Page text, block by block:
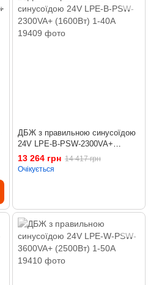
ДБЖ з правильною синусоїдою
24V LPE-B-PSW-2300VA+
(1600Вт) 1-40A
13 264 грн 14 417 грн
Очікується